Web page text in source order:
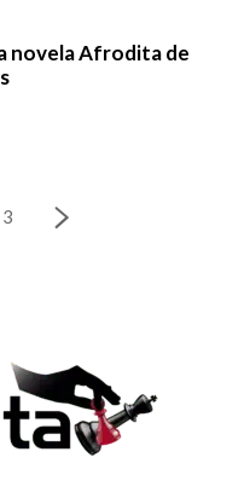
novela Afrodita de
3